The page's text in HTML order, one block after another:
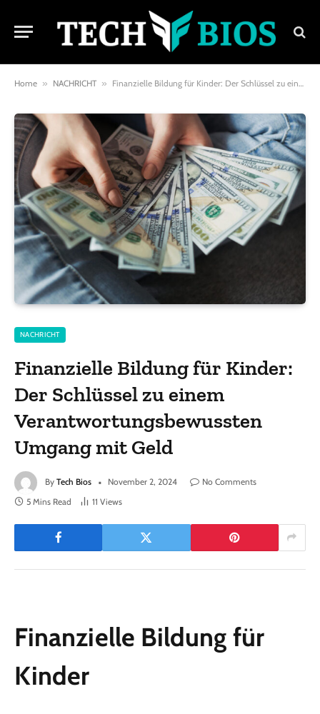
Home » NACHRICHT » Finanzielle Bildung für Kinder: Der Schlüssel zu einem Verantwortungsbewussten Umgang mit Geld
NACHRICHT
Finanzielle Bildung für Kinder:
Der Schlüssel zu einem
Verantwortungsbewussten
Umgang mit Geld
By Tech Bios November 2, 2024
No Comments
5 Mins Read
11 Views
Finanzielle Bildung für
Kinder